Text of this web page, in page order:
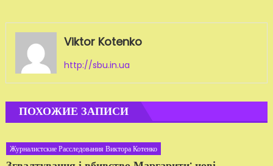
Viktor Kotenko
http://sbu.in.ua
ПОХОЖИЕ ЗАПИСИ
Журналистские Расследования Виктора Котенко